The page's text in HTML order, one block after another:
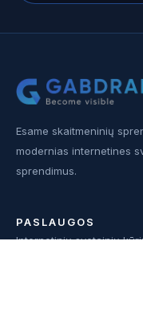
Esame skaitmeninių
modernias internetines
sprendimus.
PASLAUGOS
Internetinių svetainių